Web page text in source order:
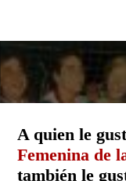
A quien le
Femenina de
también le